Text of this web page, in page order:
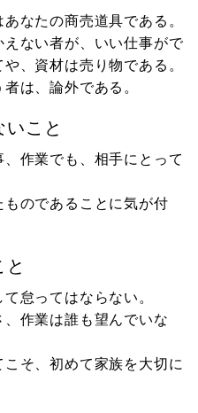
なたの商売道具である。
ない者が、いい仕事がで
、資材は売り物である。
は、論外である。
こと
作業でも、相手にとって
のであることに気が付
怠ってはならない。
作業は誰も望んでいな
そ、初めて家族を大切に